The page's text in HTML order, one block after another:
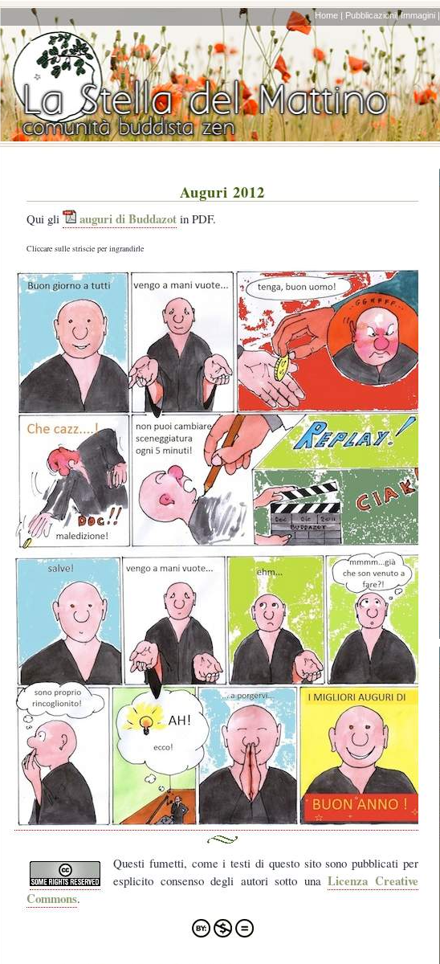
Home | Pubblicazioni| Immagini |
Auguri 2012
Qui gli auguri di Buddazot in PDF.
Cliccare sulle striscie per ingrandirle
Questi fumetti, come i testi di questo sito sono pubblicati per
esplicito consenso degli autori sotto unaLicenza Creative
Commons.